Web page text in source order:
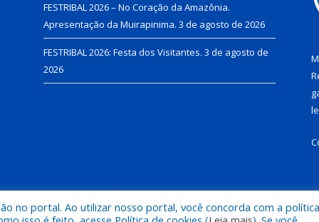
FESTRIBAL 2026 – No Coração da Amazônia.
Apresentação da Muirapinima. 3 de agosto de 2026
FESTRIBAL 2026: Festa dos Visitantes. 3 de agosto de
2026
Juruti. Mapa do
no portal. Ao utilizar nosso portal, você concorda com a